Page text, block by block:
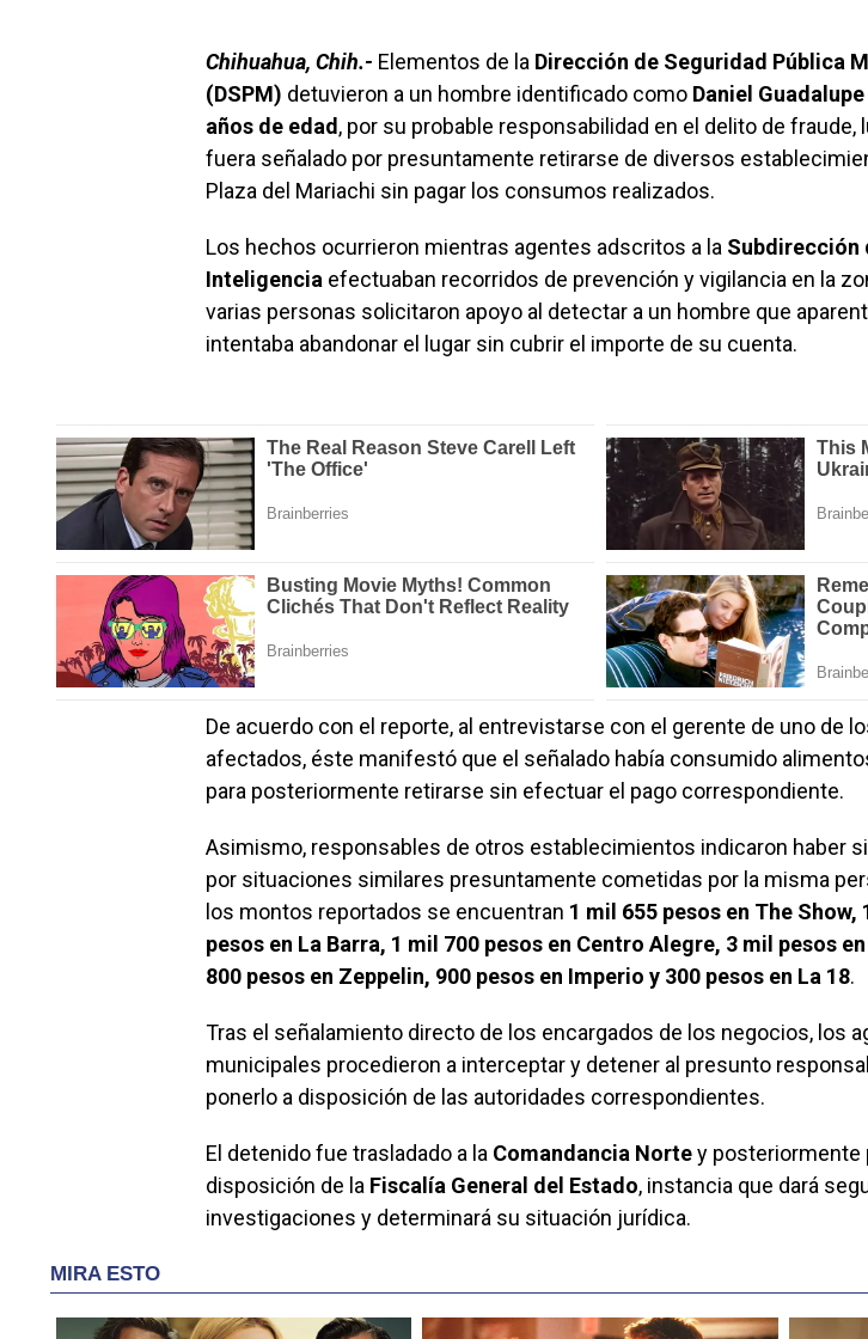
Chihuahua, Chih.- Elementos de la Dirección de Seguridad Pública
(DSPM) detuvieron a un hombre identificado como Daniel
años de edad , por su probable responsabilidad en el delito de fraude,
fuera señalado por presuntamente retirarse de diversos
Plaza del Mariachi sin pagar los consumos realizados.
Los hechos ocurrieron mientras agentes adscritos a la Subdirección
Inteligencia efectuaban recorridos de prevención y vigilancia en la
varias personas solicitaron apoyo al detectar a un hombre que
intentaba abandonar el lugar sin cubrir el importe de su cuenta.
De acuerdo con el reporte, al entrevistarse con el gerente de uno de
afectados, éste manifestó que el señalado había consumido
para posteriormente retirarse sin efectuar el pago correspondiente.
Asimismo, responsables de otros establecimientos indicaron haber
por situaciones similares presuntamente cometidas por la misma
los montos reportados se encuentran 1 mil 655 pesos en The Show,
pesos en La Barra, 1 mil 700 pesos en Centro Alegre, 3 mil pesos
800 pesos en Zeppelin, 900 pesos en Imperio y 300 pesos en La 18.
Tras el señalamiento directo de los encargados de los negocios, los
municipales procedieron a interceptar y detener al presunto
ponerlo a disposición de las autoridades correspondientes.
El detenido fue trasladado a la Comandancia Nortey posteriormente
disposición de la Fiscalía General del Estado, instancia que dará
investigaciones y determinará su situación jurídica.